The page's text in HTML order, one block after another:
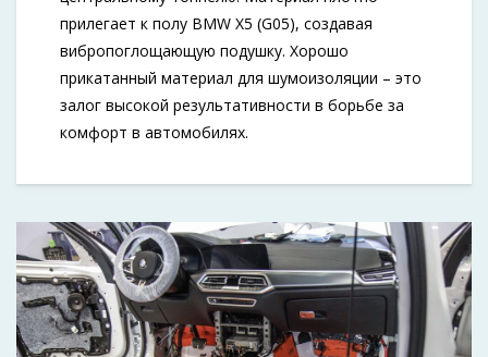
прилегает к полу BMW X5 (G05), создавая
вибропоглощающую подушку. Хорошо
прикатанный материал для шумоизоляции – это
залог высокой результативности в борьбе за
комфорт в автомобилях.